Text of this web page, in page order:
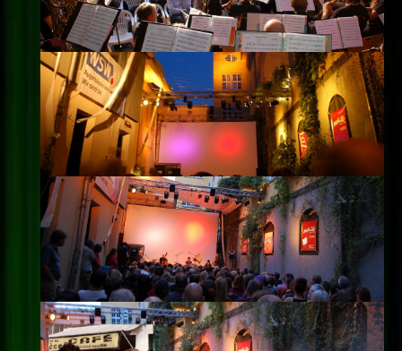
Impressum
Datenschutz